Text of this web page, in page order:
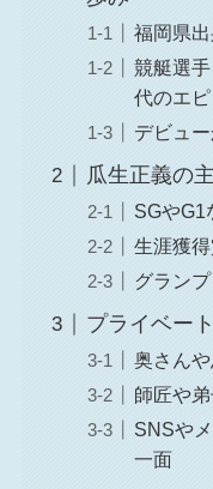
福岡県
競艇選
代のエ
デビュ
瓜生正義の
SGやG1
生涯獲
グラン
プライベー
奥さん
師匠や
SNSや
一面